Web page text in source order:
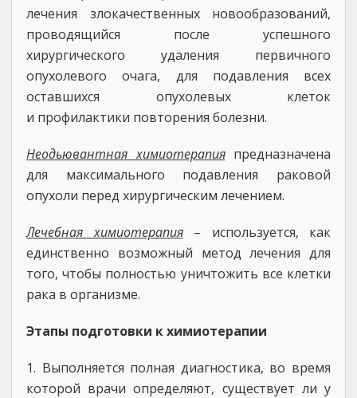
лечения злокачественных новообразований,
проводящийся после успешного
хирургического удаления первичного
опухолевого очага, для подавления всех
оставшихся опухолевых клеток
и профилактики повторения болезни.
Неодьювантная химиотерапияпредназначена
для максимального подавления раковой
опухоли перед хирургическим лечением.
Лечебная химиотерапия– используется, как
единственно возможный метод лечения для
того, чтобы полностью уничтожить все клетки
рака в организме.
Этапы подготовки к химиотерапии
1. Выполняется полная диагностика, во время
которой врачи определяют, существует ли у